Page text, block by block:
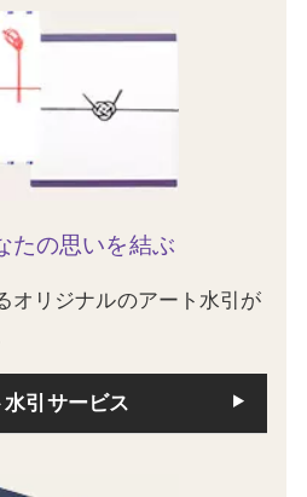
たの思いを結ぶ
オリジナルのアート水引が
水引サービス